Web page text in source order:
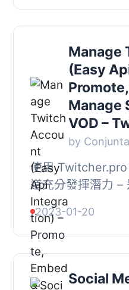
StreamWeasel 已
Manage
(Easy
Manage
VOD –
by
使用
道充分發揮潛力 –
現無縫整合、輕鬆
極工具。, 使用
您...
2023-01-20
Social